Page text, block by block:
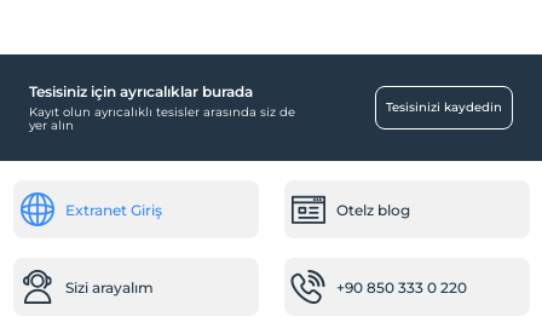
Tesisiniz için ayrıcalıklar burada
Kayıt olun ayrıcalıklı tesisler arasında siz de
yer alın
Tesisinizi kaydedin
Extranet Giriş Otelz blog
Sizi arayalım +90 850 333 0 220